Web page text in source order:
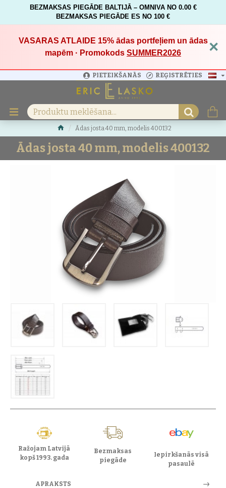
BEZMAKSAS PIEGĀDE BALTIJĀ – OMNIVA NO 0.00 €
BEZMAKSAS PIEGĀDE ES NO 100 €
VASARAS ATLAIDE 15%ādas portfeļiem un ādas
mapēm · Promokods SUMMER2026 ×
PIETEIKŠANĀS REĢISTRĒTIES
Ādas josta 40 mm, modelis 400132
Ādas josta 40 mm, modelis 400132
Ražojam Latvijā
kopš 1993. gada
Bezmaksas
piegāde
Iepirkšanās visā
pasaulē
APRAKSTS